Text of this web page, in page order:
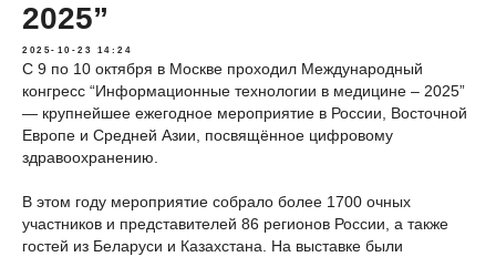
2025”
2025-10-23 14:24
С 9 по 10 октября в Москве проходил Международный
конгресс “Информационные технологии в медицине – 2025”
— крупнейшее ежегодное мероприятие в России, Восточной
Европе и Средней Азии, посвящённое цифровому
здравоохранению.
В этом году мероприятие собрало более 1700 очных
участников и представителей 86 регионов России, а также
гостей из Беларуси и Казахстана. На выставке были